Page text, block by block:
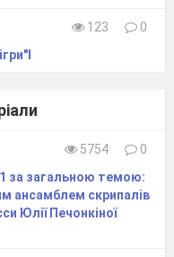
123
0
5754
0
за загальною темою:
ансамблем скрипалів
Юлії Печонкіної